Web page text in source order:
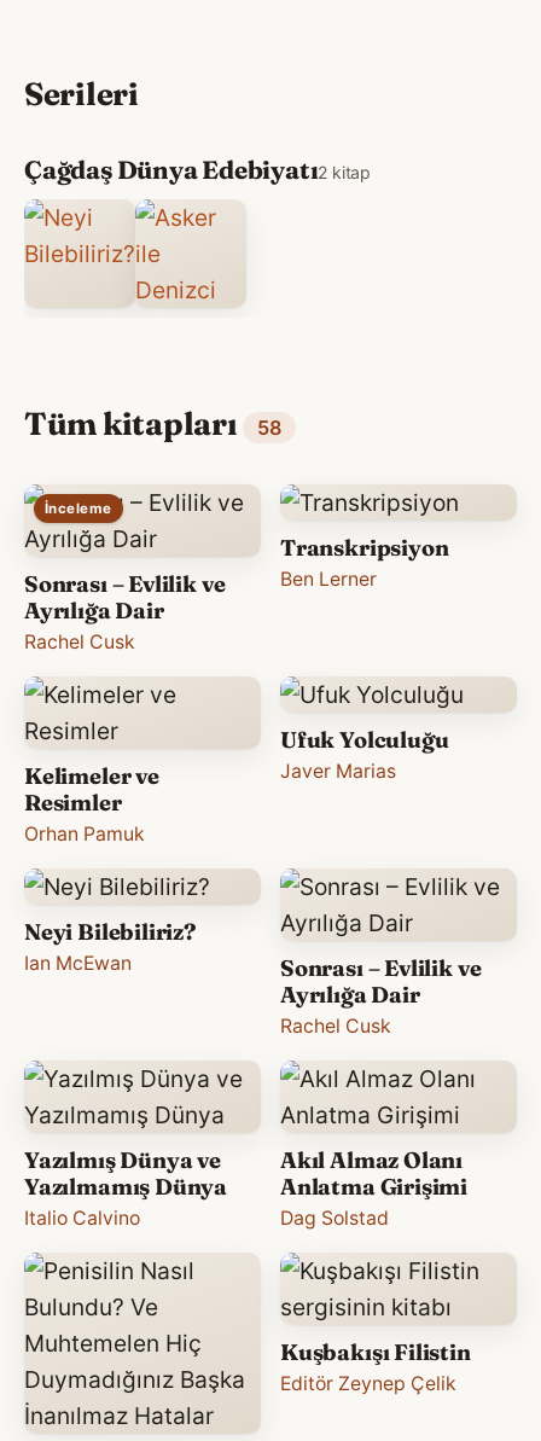
Serileri
Çağdaş Dünya Edebiyatı2 kitap
Tüm kitapları 58
İnceleme
Sonrası – Evlilik ve
Ayrılığa Dair
Rachel Cusk
Transkripsiyon
Ben Lerner
Kelimeler ve
Resimler
Orhan Pamuk
Ufuk Yolculuğu
Javer Marias
Neyi Bilebiliriz?
Ian McEwan
Sonrası – Evlilik ve
Ayrılığa Dair
Rachel Cusk
Yazılmış Dünya ve
Yazılmamış Dünya
Italio Calvino
Akıl Almaz Olanı
Anlatma Girişimi
Dag Solstad
Kuşbakışı Filistin
Editör Zeynep Çelik